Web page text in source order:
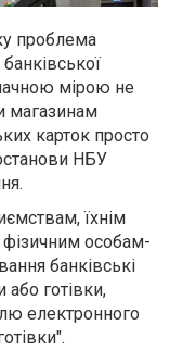
проблема
банківської
мірою не
магазинам
карток просто
НБУ
їхнім
особам-
банківські
або готівки,
електронного